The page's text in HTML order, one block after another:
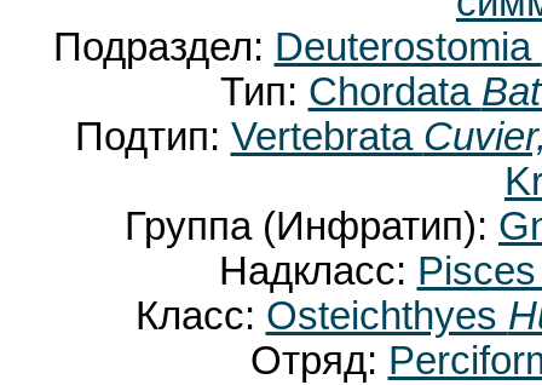
Подраздел: Deuterostomia
Тип: Chordata
Подтип: Vertebrata
Группа (Инфратип):
Надкласс:
Класс: Osteichthyes
Отряд: